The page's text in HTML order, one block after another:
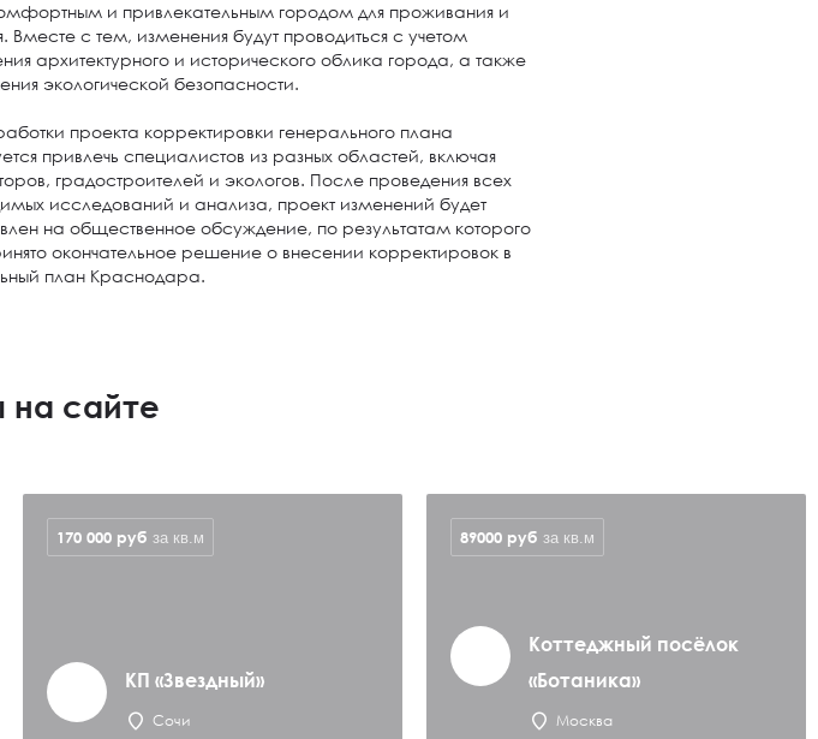
и привлекательным городом для проживания и
Вместе с тем, изменения будут проводиться с учетом
архитектурного и исторического облика города, а также
экологической безопасности.
проекта корректировки генерального плана
привлечь специалистов из разных областей, включая
градостроителей и экологов. После проведения всех
исследований и анализа, проект изменений будет
на общественное обсуждение, по результатам которого
окончательное решение о внесении корректировок в
план Краснодара.
на сайте
КП «Звездный»
Сочи
170 000 руб за кв.м
Коттеджный посёлок
«Ботаника»
Москва
89000 руб за кв.м